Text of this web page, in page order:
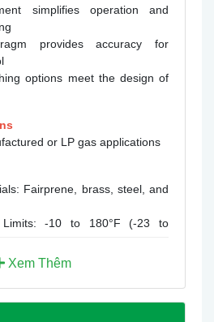
simplifies operation and
provides accuracy for
options meet the design of
or LP gas applications
Fairprene, brass, steel, and
Limits: -10 to 180°F (-23 to
Single Pressure Use on High
psig (1.4 bar). Differential
Xem Thêm